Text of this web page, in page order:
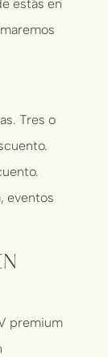
estás en
Tres o
eventos
premium